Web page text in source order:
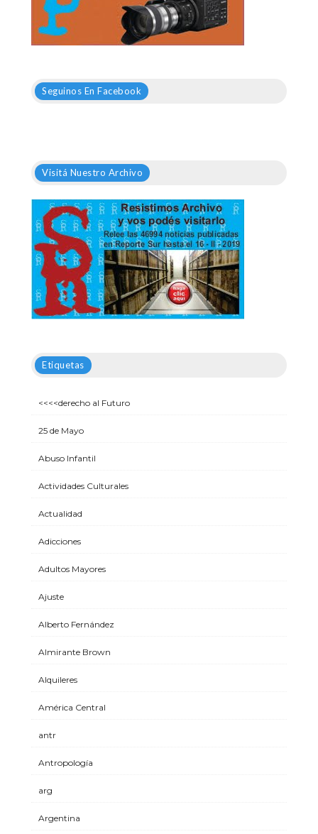
Seguinos En Facebook
Visitá Nuestro Archivo
Etiquetas
<<<<derecho al Futuro
25 de Mayo
Abuso Infantil
Actividades Culturales
Actualidad
Adicciones
Adultos Mayores
Ajuste
Alberto Fernández
Almirante Brown
Alquileres
América Central
antr
Antropología
arg
Argentina